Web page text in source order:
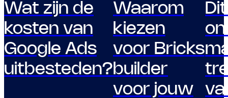
Wat zijn de
kosten van
Google Ads
uitbesteden?
Waarom
kiezen
voor Bricks
builder
voor jouw